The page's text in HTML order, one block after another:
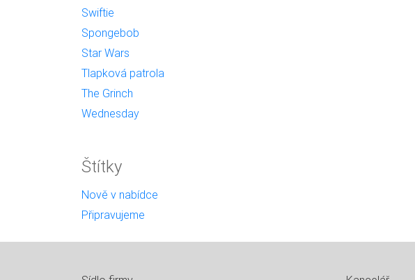
Swiftie
Spongebob
Star Wars
Tlapková patrola
The Grinch
Wednesday
Štítky
Nově v nabídce
Připravujeme